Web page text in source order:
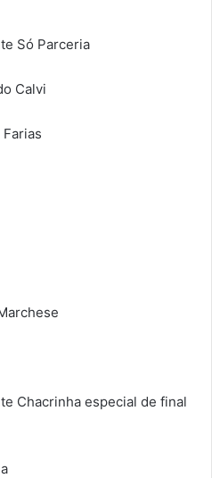
Só Parceria
Calvi
Chacrinha especial de final